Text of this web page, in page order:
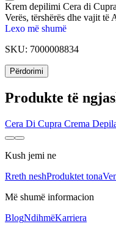
Krem depilimi Cera di
Verës, tërshërës dhe vajit të
Lexo më shumë
SKU: 7000008834
Përdorimi
Produkte të
Cera Di Cupra Crema
Kush jemi ne
Rreth neshProduktet tona
Më shumë informacion
BlogNdihmëKarriera